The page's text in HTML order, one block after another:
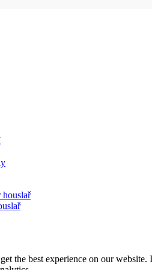
the best experience on our